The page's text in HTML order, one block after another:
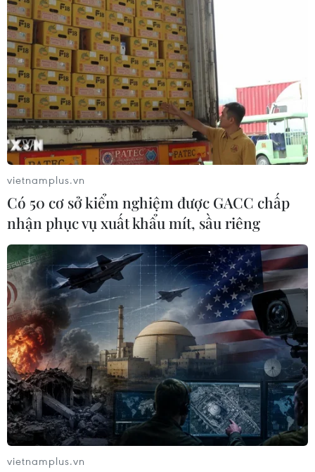
vietnamplus.vn
Có 50 cơ sở kiểm nghiệm được GACC chấp
nhận phục vụ xuất khẩu mít, sầu riêng
vietnamplus.vn